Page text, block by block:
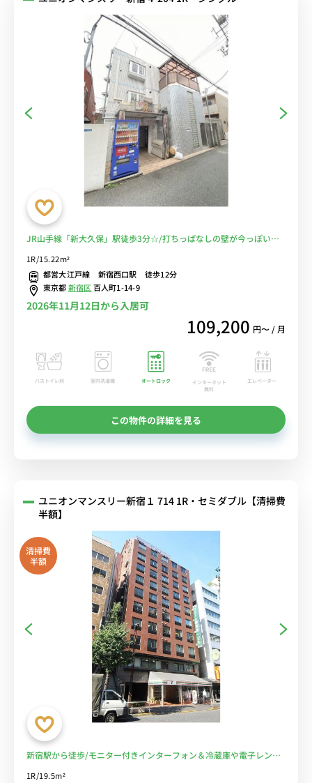
JR山手線「新大久保」駅徒歩3分☆/打ちっぱなしの壁が今っぽい♪/
楽しめる♪/■選べるWi-Fi格安レンタル中！
1R/15.22m²
都営大江戸線 新宿西口駅 徒歩12分
東京都新宿区百人町1-14-9
2026年11月12日から入居可
109,200 円〜 / 月
バストイレ別 室内洗濯機 オートロック
インターネット
無料
エレベーター
この物件の詳細を見る
ユニオンマンスリー新宿１ 714 1R・セミダブル【清掃費
半額】
清掃費
半額
新宿駅から徒歩/モニター付きインターフォン＆冷蔵庫や電子レンジ
1R/19.5m²